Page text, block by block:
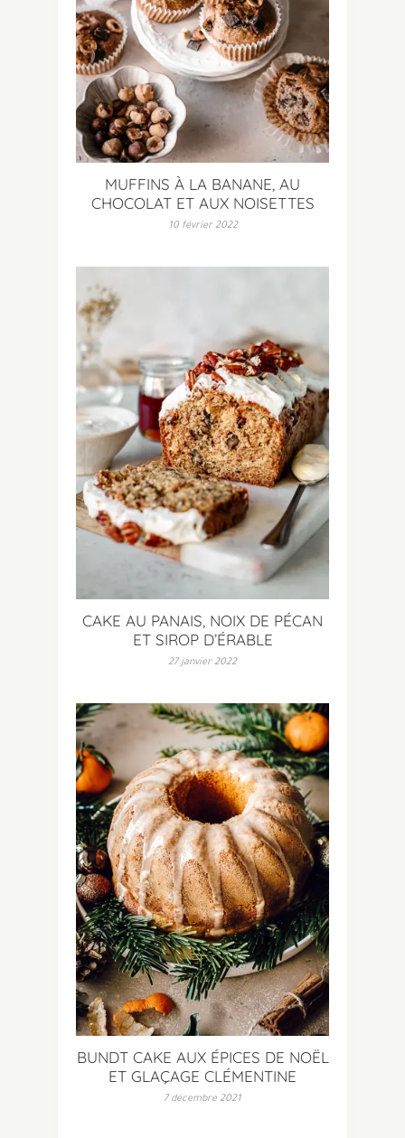
MUFFINS À LA BANANE, AU
CHOCOLAT ET AUX NOISETTES
10 février 2022
CAKE AU PANAIS, NOIX DE PÉCAN
ET SIROP D’ÉRABLE
27 janvier 2022
BUNDT CAKE AUX ÉPICES DE NOËL
ET GLAÇAGE CLÉMENTINE
7 décembre 2021